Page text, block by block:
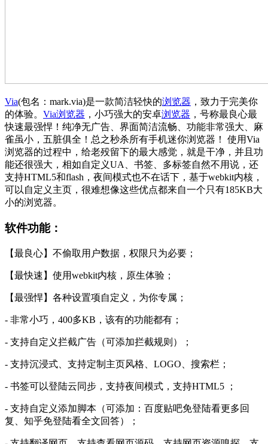
Via(包名：mark.via)是一款简洁轻快的浏览器 ，致力于完美你
的体验。 Via浏览器 ，小巧强大的安卓浏览器 ，号称最良心最
快速最强悍！纯净无广告、界面简洁流畅、功能非常强大、麻
雀虽小，五脏俱全！总之秒杀所有手机迷你浏览器！ 使用Via
浏览器的过程中，给老殁留下的最大感觉，就是干净，并且功
能还很强大，相如自定义UA、书签、多标签自然不用说，还
支持HTML5和flash，夜间模式也不在话下，基于webkit内核，
可以自定义主页，很难想像这些优点都来自一个只有185KB大
小的浏览器。
软件功能：
【最良心】不偷取用户数据，权限只为必要；
【最快速】使用webkit内核，原生体验；
【最强悍】各种设置项自定义，为你专属；
- 非常小巧，400多KB，该有的功能都有；
- 支持自定义拦截广告（可添加拦截规则）；
- 支持沉浸式、支持定制主页风格、LOGO、搜索栏；
- 书签可以登陆云同步，支持夜间模式，支持HTML5 ；
- 支持自定义添加脚本（可添加：百度贴吧免登陆看更多回
复、知乎免登陆看全文回答）；